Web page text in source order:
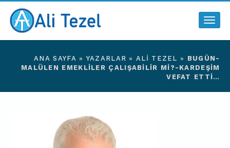
ANA SAYFA »YAZARLAR »ALI TEZEL » BUGÜN-
MALÜLEN EMEKLILER ÇALIŞABILIR MI?-KARDEŞIM
VEFAT ETTI…